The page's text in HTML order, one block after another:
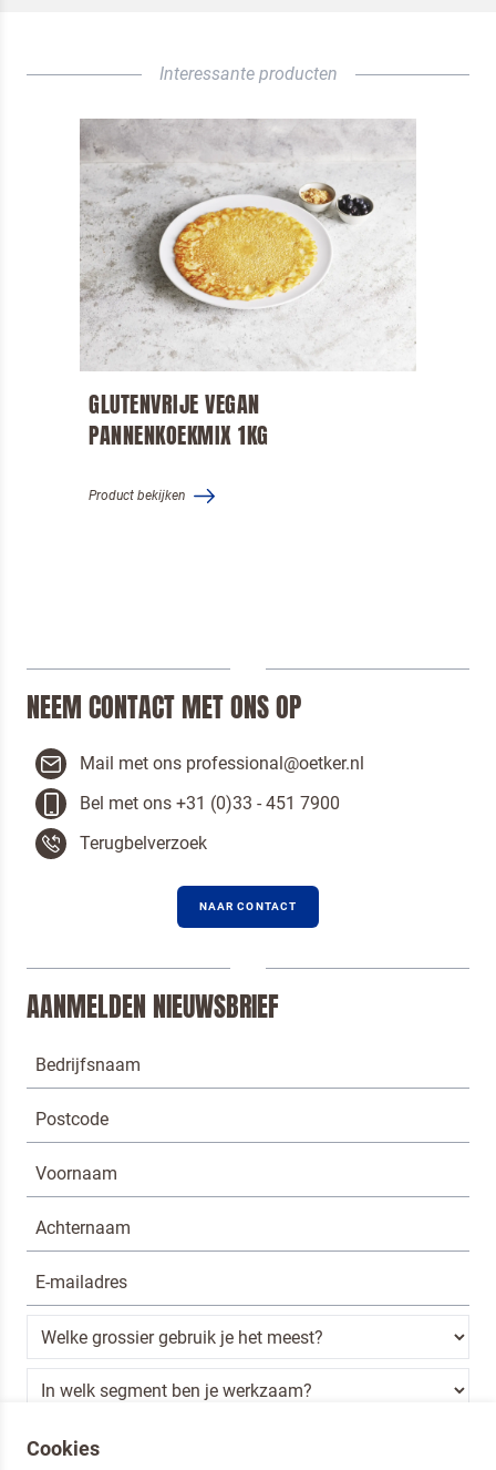
Interessante producten
GLUTENVRIJE VEGAN
PANNENKOEKMIX 1KG
Product bekijken
NEEM CONTACT MET ONS OP
Mail met ons professional@oetker.nl
Bel met ons +31 (0)33 - 451 7900
Terugbelverzoek
NAAR CONTACT
AANMELDEN NIEUWSBRIEF
Ik ben een horeca professional
Cookies